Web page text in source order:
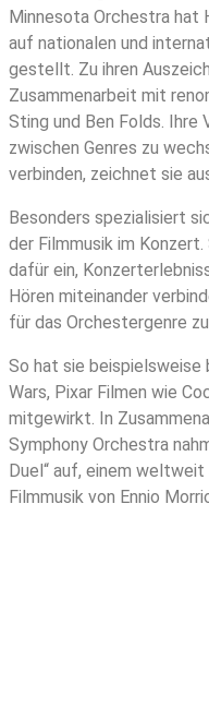
Minnesota Orchestra hat
auf nationalen und
gestellt. Zu ihren
Zusammenarbeit mit
Sting und Ben Folds. Ihre
zwischen Genres zu
verbinden, zeichnet sie
Besonders spezialisiert
der Filmmusik im
dafür ein,
Hören miteinander
für das Orchestergenre
So hat sie
Wars, Pixar Filmen wie
mitgewirkt. In
Symphony Orchestra
Duel“ auf, einem
Filmmusik von Ennio